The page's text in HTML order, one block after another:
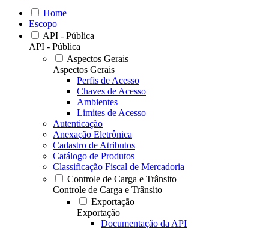
Home
Escopo
API - Pública
API - Pública
Aspectos Gerais
Aspectos Gerais
Perfis de Acesso
Chaves de Acesso
Ambientes
Limites de Acesso
Autenticação
Anexação Eletrônica
Cadastro de Atributos
Catálogo de Produtos
Classificação Fiscal de Mercadoria
Controle de Carga e Trânsito
Controle de Carga e Trânsito
Exportação
Exportação
Documentação da API